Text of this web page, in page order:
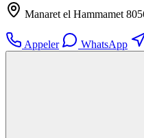
Manaret el Hammamet
Appeler WhatsApp